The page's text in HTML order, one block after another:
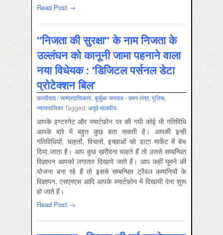
Read Post →
“निजता की सुरक्षा” के नाम निजता के
उल्लंघन को कानूनी जामा पहनाने वाला
नया विधेयक : ‘डिजिटल पर्सनल डेटा
प्रोटेक्शन बिल’
फ़ासीवाद / साम्‍प्रदायिकता, बुर्जुआ जनवाद - दमन तंत्र, पुलिस,
न्‍यायपालिकाTagged:अपूर्व मालवीय
आपके इण्टरनेट और स्मार्टफ़ोन पर की गयी कोई भी गतिविधि
आपके बारे में बहुत कुछ बता सकती है। आपकी इन्हीं
गतिविधियों, चाहतों, विचारों, इच्छाओं को डाटा मार्केट में बेच
दिया जाता है। आप कुछ ख़रीदना चाहते हैं तो उससे सम्बन्धित
विज्ञापन आपको लगातार दिखाये जाते हैं। आप कहीं घूमने की
योजना बना रहे हैं तो इससे सम्बन्धित ट्रैवल कम्पनियों के
विज्ञापन, एसएमएस आदि आपके स्मार्टफ़ोन में दिखायी देना शुरू
हो जाते हैं।
Read Post →